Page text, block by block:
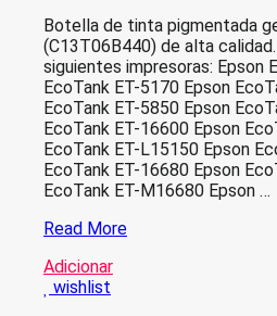
Botella de tinta pigmentada
(C13T06B440) de alta
siguientes impresoras: Epson
EcoTank ET-5170 Epson
EcoTank ET-5850 Epson
EcoTank ET-16600 Epson
EcoTank ET-L15150 Epson
EcoTank ET-16680 Epson
EcoTank ET-M16680 Epson …
Epson
Amarelo
Frasco
Read More
Adicionar
wishlist